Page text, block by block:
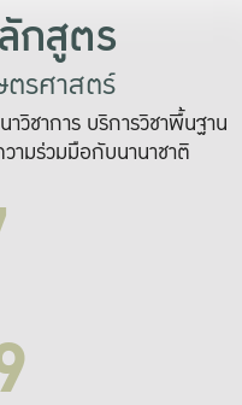
กสูตร
รศาสตร์
ชาการ บริการวิชาพื้นฐาน
ามร่วมมือกับนานาชาติ